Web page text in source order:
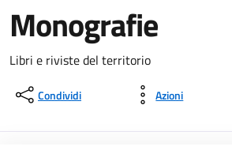
Monografie
Libri e riviste del territorio
Condividi Azioni